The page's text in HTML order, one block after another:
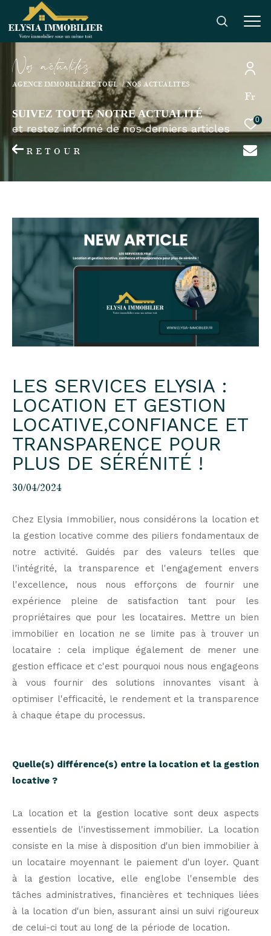
Fr
0
No actuaiés
AGENCE IMMOBILIÈRE TOUL NOS ACTUALITES
SUIVEZ TOUTE NOTRE ACTUALITÉ
et restez informé de nos derniers articles
RETOUR
LES SERVICES ELYSIA :
LOCATION ET GESTION
LOCATIVE,CONFIANCE ET
TRANSPARENCE POUR
PLUS DE SÉRÉNITÉ !
30/04/2024
Chez Elysia Immobilier, nous considérons la location et
la gestion locative comme des piliers fondamentaux de
notre activité. Guidés par des valeurs telles que
l'intégrité, la transparence et l'engagement envers
l'excellence, nous nous efforçons de fournir une
expérience pleine de satisfaction tant pour les
propriétaires que pour les locataires. Mettre un bien
immobilier en location ne se limite pas à trouver un
locataire : cela implique également de mener une
gestion efficace et c'est pourquoi nous nous engageons
à vous fournir des solutions innovantes visant à
optimiser l'efficacité, le rendement et la transparence
à chaque étape du processus.
Quelle(s) différence(s) entre la location et la gestion
locative ?
La location et la gestion locative sont deux aspects
essentiels de l'investissement immobilier. La location
consiste en la mise à disposition d'un bien immobilier à
un locataire moyennant le paiement d'un loyer. Quant
à la gestion locative, elle englobe l'ensemble des
tâches administratives, financières et techniques liées
à la location d'un bien, assurant ainsi un suivi rigoureux
de celui-ci tout au long de la période de location.